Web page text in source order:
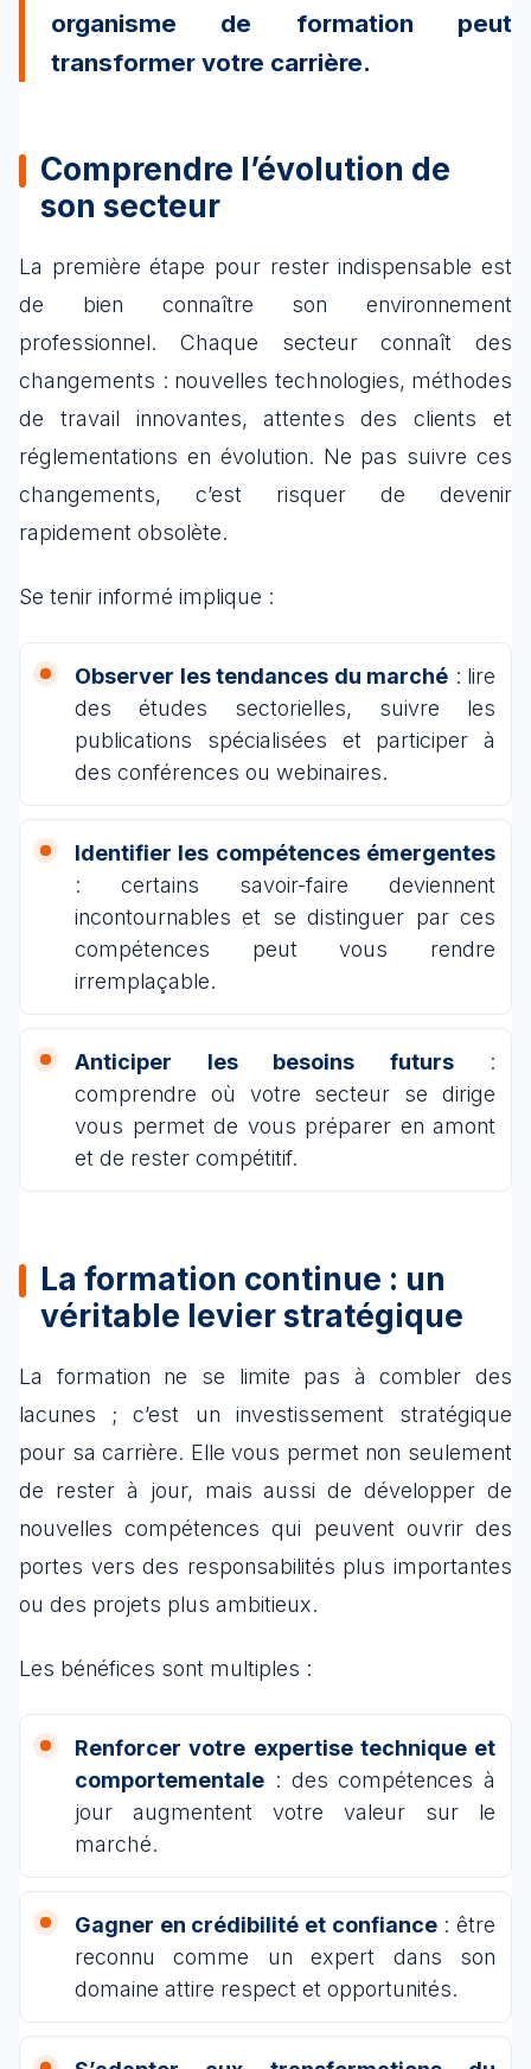
organisme de formation peut
transformer votre carrière.
Comprendre l’évolution de
son secteur
La première étape pour rester indispensable est
de bien connaître son environnement
professionnel. Chaque secteur connaît des
changements : nouvelles technologies, méthodes
de travail innovantes, attentes des clients et
réglementations en évolution. Ne pas suivre ces
changements, c’est risquer de devenir
rapidement obsolète.
Se tenir informé implique :
Observer les tendances du marché : lire
des études sectorielles, suivre les
publications spécialisées et participer à
des conférences ou webinaires.
Identifier les compétences émergentes
: certains savoir-faire deviennent
incontournables et se distinguer par ces
compétences peut vous rendre
irremplaçable.
Anticiper les besoins futurs:
comprendre où votre secteur se dirige
vous permet de vous préparer en amont
et de rester compétitif.
La formation continue : un
véritable levier stratégique
La formation ne se limite pas à combler des
lacunes ; c’est un investissement stratégique
pour sa carrière. Elle vous permet non seulement
de rester à jour, mais aussi de développer de
nouvelles compétences qui peuvent ouvrir des
portes vers des responsabilités plus importantes
ou des projets plus ambitieux.
Les bénéfices sont multiples :
Renforcer votre expertise technique et
comportementale : des compétences à
jour augmentent votre valeur sur le
marché.
Gagner en crédibilité et confiance: être
reconnu comme un expert dans son
domaine attire respect et opportunités.